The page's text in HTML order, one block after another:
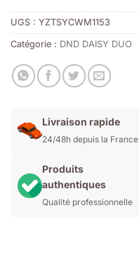
UGS : YZTSYCWM1153
Catégorie : DND DAISY DUO
Livraison rapide
24/48h depuis la France
Produits
authentiques
Qualité professionnelle